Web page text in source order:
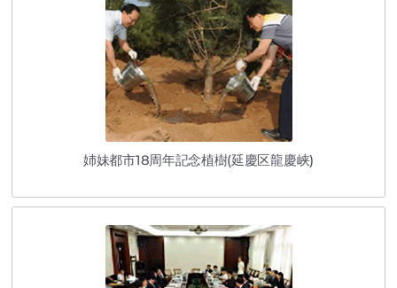
姉妹都市18周年記念植樹(延慶区龍慶峡)